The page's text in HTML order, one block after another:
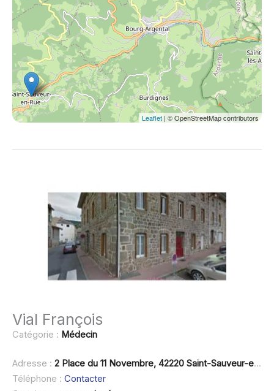
Leaflet | © OpenStreetMap contributors
Vial François
Catégorie : Médecin
Adresse : 2 Place du 11 Novembre, 42220 Saint-Sauveur-en-Rue
Téléphone : Contacter